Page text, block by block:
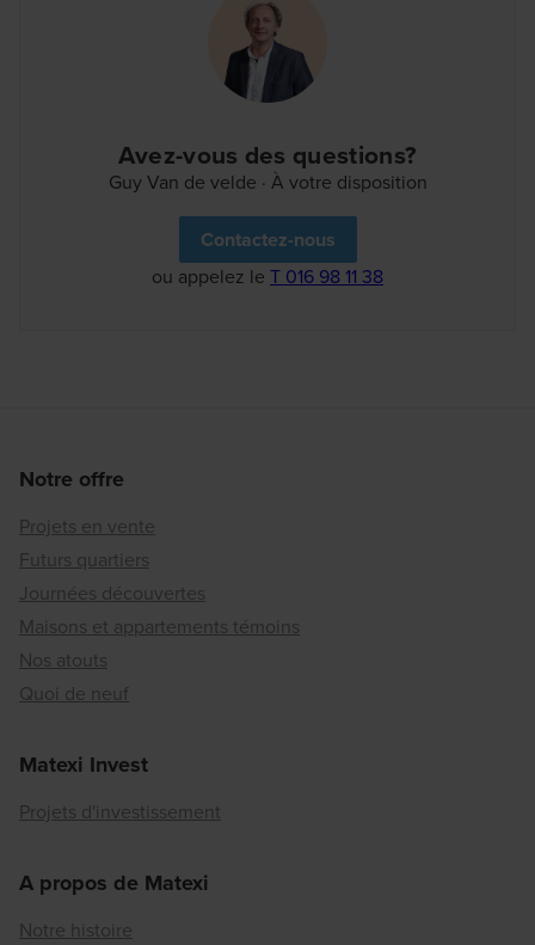
Avez-vous des questions?
Guy Van de velde · À votre disposition
Contactez-nous
ou appelez le T 016 98 11 38
Notre offre
Projets en vente
Futurs quartiers
Journées découvertes
Maisons et appartements témoins
Nos atouts
Quoi de neuf
Matexi Invest
Projets d'investissement
A propos de Matexi
Notre histoire